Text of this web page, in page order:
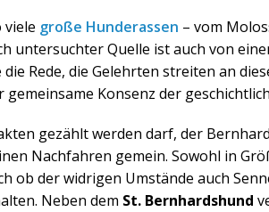
viele große Hunderassen – vom
untersuchter Quelle ist auch von
Rede, die Gelehrten streiten an
gemeinsame Konsenz der
gezählt werden darf, der
Nachfahren gemein. Sowohl in
ob der widrigen Umstände auch
Neben dem St. Bernhardshund